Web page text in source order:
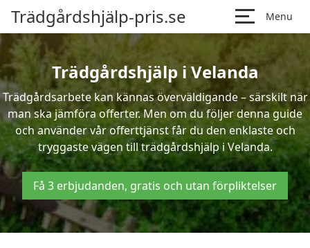
Trädgårdshjälp-pris.se Menu
Trädgårdshjälp i Velanda
Trädgårdsarbete kan kännas överväldigande – särskilt när
man ska jämföra offerter. Men om du följer denna guide
och använder vår offerttjänst får du den enklaste och
tryggaste vägen till trädgårdshjälp i Velanda.
Få 3 erbjudanden, gratis och utan förpliktelser